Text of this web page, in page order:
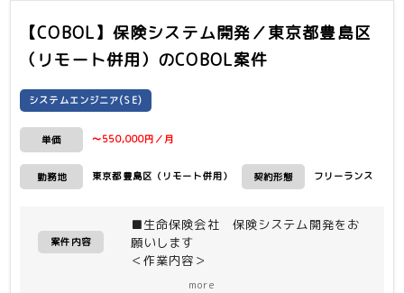
【COBOL】保険システム開発／東京都豊島区
（リモート併用） のCOBOL案件
システムエンジニア(SE)
単価 〜550,000円／月
勤務地 東京都豊島区（リモート併用） 契約形態 フリーランス
案件内容
■生命保険会社 保険システム開発をお
願いします
＜作業内容＞
more